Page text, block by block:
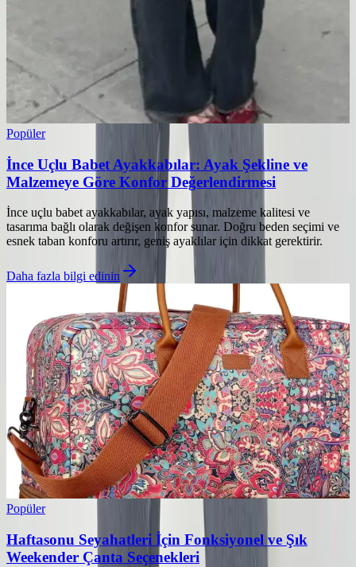
Popüler
İnce Uçlu Babet Ayakkabılar: Ayak Şekline ve
Malzemeye Göre Konfor Değerlendirmesi
İnce uçlu babet ayakkabılar, ayak yapısı, malzeme kalitesi ve
tasarıma bağlı olarak değişen konfor sunar. Doğru beden seçimi ve
esnek taban konforu artırır, geniş ayaklılar için dikkat gerektirir.
Daha fazla bilgi edinin
Popüler
Haftasonu Seyahatleri İçin Fonksiyonel ve Şık
Weekender Çanta Seçenekleri